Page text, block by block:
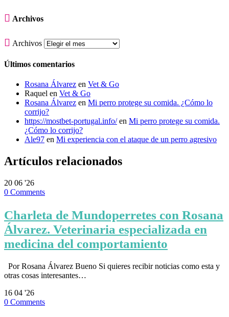
 Archivos
 Archivos
Últimos comentarios
Rosana Álvarez en Vet & Go
Raquel en Vet & Go
Rosana Álvarez en Mi perro protege su comida. ¿Cómo lo
corrijo?
https://mostbet-portugal.info/en Mi perro protege su comida.
¿Cómo lo corrijo?
Ale97 en Mi experiencia con el ataque de un perro agresivo
Artículos relacionados
20 06 '26
0 Comments
Charleta de Mundoperretes con Rosana
Álvarez. Veterinaria especializada en
medicina del comportamiento
Por Rosana Álvarez Bueno Si quieres recibir noticias como esta y
otras cosas interesantes…
16 04 '26
0 Comments